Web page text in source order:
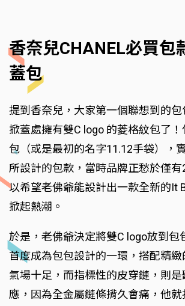
香奈兒CHANEL必買包
蓋包
提到香奈兒，大家第一個聯想到的
掀蓋處擁有雙C logo 的菱格紋包了
包（或是最初的名字11.12手袋），
所設計的包款，當時品牌正愁於僅
以希望老佛爺能設計出一款全新的It
掀起熱潮。
於是，老佛爺決定將雙C logo放到包
首度成為包包設計的一環，搭配精
氣場十足，而指標性的皮穿鏈，則
應，因為全金屬鏈條揹久會痛，他